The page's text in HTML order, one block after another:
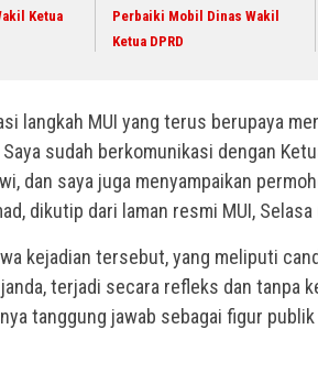
Ketua
Perbaiki Mobil Dinas Wakil
Ketua DPRD
langkah MUI yang terus berupaya
Saya sudah berkomunikasi dengan
dan saya juga menyampaikan
dikutip dari laman resmi MUI,
kejadian tersebut, yang meliputi
terjadi secara refleks dan tanpa
tanggung jawab sebagai figur